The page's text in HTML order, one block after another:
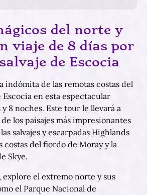
del norte y
viaje de 8 días por
de Escocia
indómita de las remotas costas del
en esta espectacular
8 noches. Este tour le llevará a
los paisajes más impresionantes
salvajes y escarpadas Highlands
costas del fiordo de Moray y la
Skye.
explore el extremo norte y sus
el Parque Nacional de